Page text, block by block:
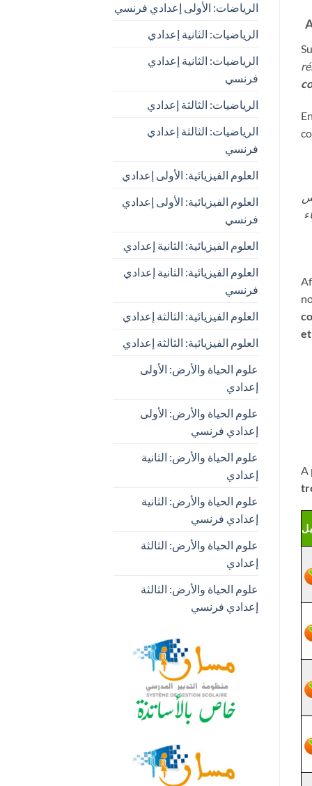
A
الرياضات: الأولى إعدادي فرنسي
الرياضيات: الثانية إعدادي
الرياضيات: الثانية إعدادي
فرنسي
الرياضيات: الثالثة إعدادي
الرياضيات: الثالثة إعدادي
فرنسي
العلوم الفيزيائية: الأولى إعدادي
العلوم الفيزيائية: الأولى إعدادي
فرنسي
العلوم الفيزيائية: الثانية إعدادي
العلوم الفيزيائية: الثانية إعدادي
فرنسي
العلوم الفيزيائية: الثالثة إعدادي
العلوم الفيزيائية: الثالثة إعدادي
علوم الحياة والأرض: الأولى
إعدادي
علوم الحياة والأرض: الأولى
إعدادي فرنسي
علوم الحياة والأرض: الثانية
إعدادي
علوم الحياة والأرض: الثانية
إعدادي فرنسي
علوم الحياة والأرض: الثالثة
إعدادي
علوم الحياة والأرض: الثالثة
إعدادي فرنسي